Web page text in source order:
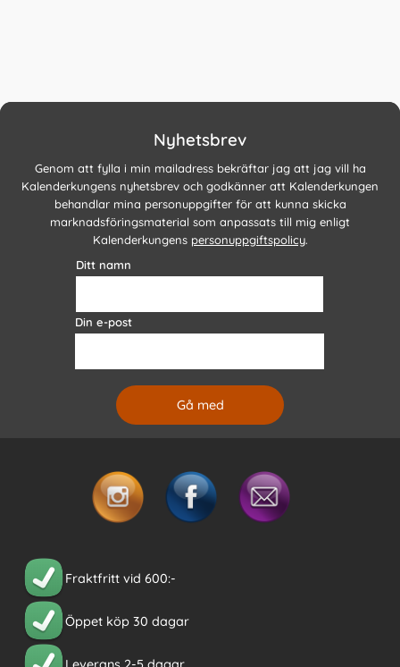
Nyhetsbrev
Genom att fylla i min mailadress bekräftar jag att jag vill ha
Kalenderkungens nyhetsbrev och godkänner att Kalenderkungen
behandlar mina personuppgifter för att kunna skicka
marknadsföringsmaterial som anpassats till mig enligt
Kalenderkungens personuppgiftspolicy.
Ditt namn
Din e-post
Fraktfritt vid 600:-
Öppet köp 30 dagar